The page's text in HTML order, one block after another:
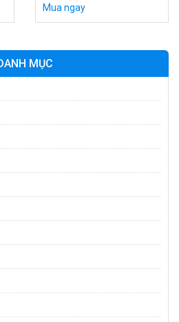
ngồi trong xe dùng sức kết hợp
Mua ngay
MỤC
₫